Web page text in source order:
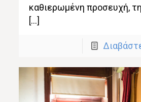
καθιερωμένη προσευχή,
[…]